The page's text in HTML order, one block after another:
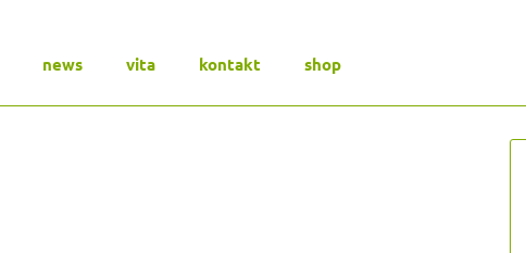
news vita kontakt shop